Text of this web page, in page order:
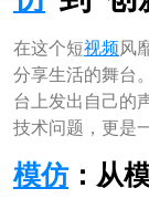
在这个短视频风
分享生活的舞台
台上发出自己的
技术问题，更是
模仿：从